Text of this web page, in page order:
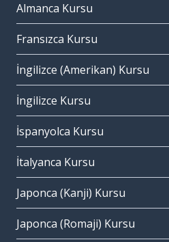
Almanca Kursu
Fransızca Kursu
İngilizce (Amerikan) Kursu
İngilizce Kursu
İspanyolca Kursu
İtalyanca Kursu
Japonca (Kanji) Kursu
Japonca (Romaji) Kursu